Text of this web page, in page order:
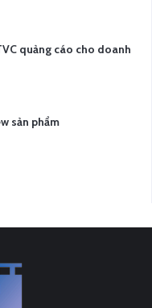
quảng cáo cho doanh
sản phẩm